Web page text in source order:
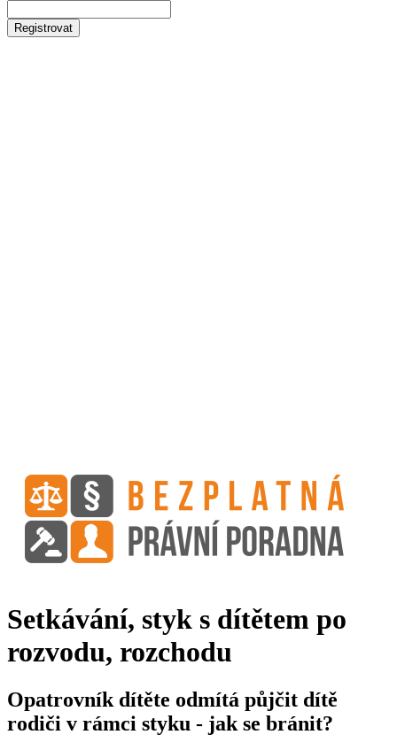
Registrovat
Setkávání, styk s dítětem po
rozvodu, rozchodu
Opatrovník dítěte odmítá půjčit dítě
rodiči v rámci styku - jak se bránit?